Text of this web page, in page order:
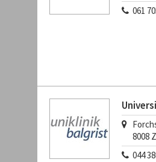
061
8008
044